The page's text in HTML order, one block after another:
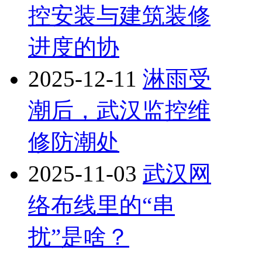
控安装与建筑装修
进度的协
2025-12-11 淋雨受
潮后，武汉监控维
修防潮处
2025-11-03 武汉网
络布线里的“串
扰”是啥？